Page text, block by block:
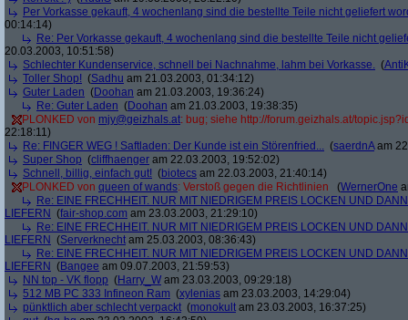
Per Vorkasse gekauft, 4 wochenlang sind die bestellte Teile nicht geliefert
00:14:14)
Re: Per Vorkasse gekauft, 4 wochenlang sind die bestellte Teile nicht
20.03.2003, 10:51:58)
Schlechter Kundenservice, schnell bei Nachnahme, lahm bei Vorkasse. (
Toller Shop! (Sadhu am 21.03.2003, 01:34:12)
Guter Laden (Doohan am 21.03.2003, 19:36:24)
Re: Guter Laden (Doohan am 21.03.2003, 19:38:35)
PLONKED von mjy@geizhals.at: bug; siehe http://forum.geizhals.at/
22:18:11)
Re: FINGER WEG ! Saftladen: Der Kunde ist ein Störenfried... (saerdnAam
Super Shop (cliffhaenger am 22.03.2003, 19:52:02)
Schnell, billig, einfach gut! (biotecs am 22.03.2003, 21:40:14)
PLONKED von queen of wands: Verstoß gegen die Richtlinien (WernerOne
Re: EINE FRECHHEIT. NUR MIT NIEDRIGEM PREIS LOCKEN UND
LIEFERN (fair-shop.com am 23.03.2003, 21:29:10)
Re: EINE FRECHHEIT. NUR MIT NIEDRIGEM PREIS LOCKEN UND
LIEFERN (Serverknecht am 25.03.2003, 08:36:43)
Re: EINE FRECHHEIT. NUR MIT NIEDRIGEM PREIS LOCKEN UND
LIEFERN (Bangee am 09.07.2003, 21:59:53)
NN top - VK flopp (Harry_W am 23.03.2003, 09:29:18)
512 MB PC 333 Infineon Ram (xylenias am 23.03.2003, 14:29:04)
pünktlich aber schlecht verpackt (monokult am 23.03.2003, 16:37:25)